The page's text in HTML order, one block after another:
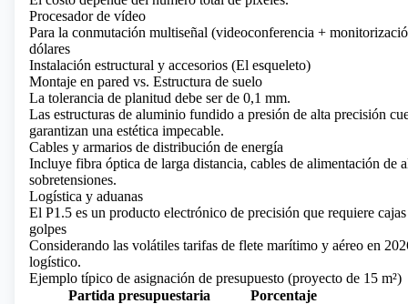
Procesador de vídeo
Para la conmutación multiseñal (videoconferencia +
dólares
Instalación estructural y accesorios (El esqueleto)
Montaje en pared vs. Estructura de suelo
La tolerancia de planitud debe ser de 0,1 mm.
Las estructuras de aluminio fundido a presión de alta precisión
garantizan una estética impecable.
Cables y armarios de distribución de energía
Incluye fibra óptica de larga distancia, cables de alimentación de
sobretensiones.
Logística y aduanas
El P1.5 es un producto electrónico de precisión que requiere
golpes
Considerando las volátiles tarifas de flete marítimo y aéreo en
logístico.
Ejemplo típico de asignación de presupuesto (proyecto de 15 m²)
Partida presupuestaria
Porcentaje